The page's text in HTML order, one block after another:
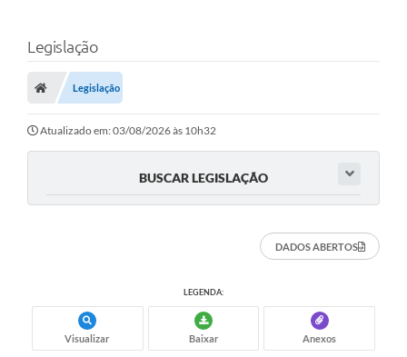
Legislação
Legislação
Atualizado em: 03/08/2026 às 10h32
BUSCAR LEGISLAÇÃO
DADOS ABERTOS
LEGENDA:
Visualizar Baixar Anexos